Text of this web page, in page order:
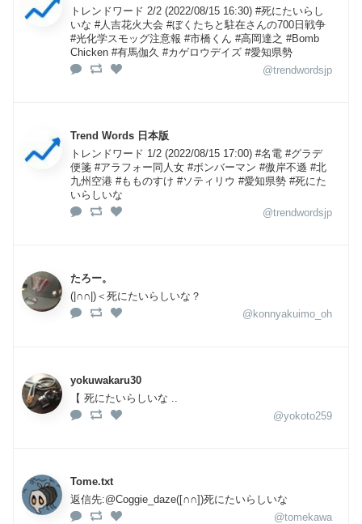
トレンドワード 2/2 (2022/08/15 16:30) #死にたいらし
いな #人吉花火大会 #ぼくたちと駐在さんの700日戦争
#光化学スモッグ注意報 #市橋くん #高岡達之 #Bomb
Chicken #有馬伽久 #カゲロウデイズ #愛知県勢
@trendwordsjp
Trend Words 日本版
トレンドワード 1/2 (2022/08/15 17:00) #名電 #グラデ
便箋 #アラフォー同人女 #ボンバーマン #傲岸不遜 #北
九州空港 #もものすけ #ソティリウ #愛知県勢 #死にた
いらしいな
@trendwordsjp
たろー。
(|∩∩|)＜死にたいらしいな？
@konnyakuimo_oh
yokuwakaru30
【 死にたいらしいな ..
@yokoto259
Tome.txt
返信先:@Coggie_daze([∩∩])死にたいらしいな
@tomekawa